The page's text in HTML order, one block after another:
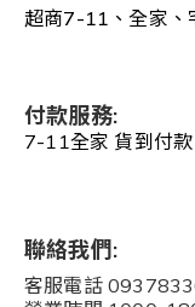
超商7-11、全家、
付款服務:
7-11全家 貨到付
聯絡我們:
客服電話